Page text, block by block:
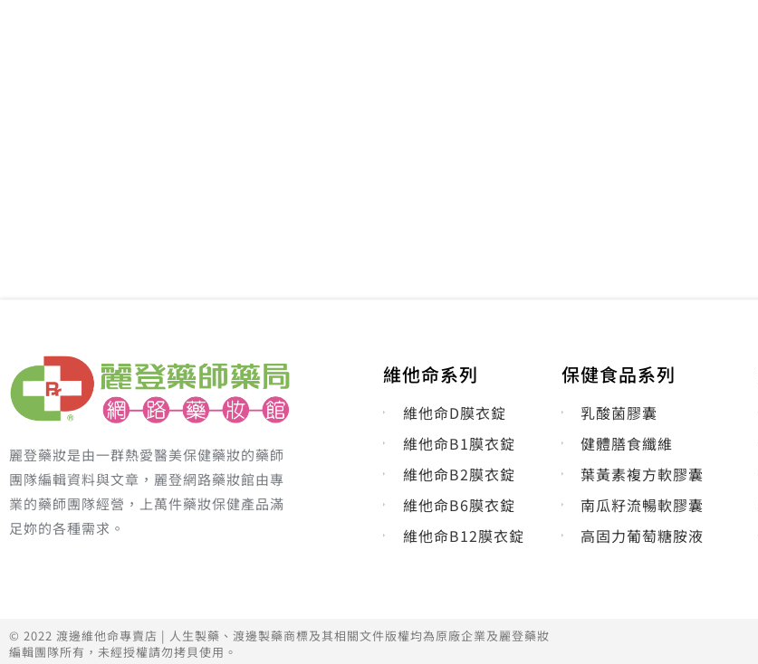
麗登藥妝是由一群熱愛醫美保健藥妝的藥師
團隊編輯資料與文章，麗登網路藥妝館由專
業的藥師團隊經營，上萬件藥妝保健產品滿
足妳的各種需求。
維他命系列
維他命D膜衣錠
維他命B1膜衣錠
維他命B2膜衣錠
維他命B6膜衣錠
維他命B12膜衣錠
保健食品系列
乳酸菌膠囊
健體膳食纖維
葉黃素複方軟膠囊
南瓜籽流暢軟膠囊
高固力葡萄糖胺液
© 2022 渡邊維他命專賣店 | 人生製藥、渡邊製藥商標及其相關文件版權均為原廠企業及麗登藥妝
編輯團隊所有，未經授權請勿拷貝使用。